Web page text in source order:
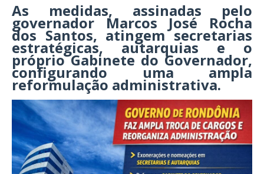
As medidas, assinadas pelo
governador Marcos José Rocha
dos Santos, atingem secretarias
estratégicas, autarquias e o
próprio Gabinete do Governador,
configurando uma ampla
reformulação administrativa.